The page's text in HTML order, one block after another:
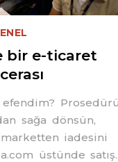
bir e-ticaret
sağa dönsün,
iadesini
üstünde